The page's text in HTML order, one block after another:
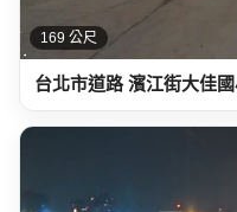
169 公尺
台北市道路 濱江街大佳